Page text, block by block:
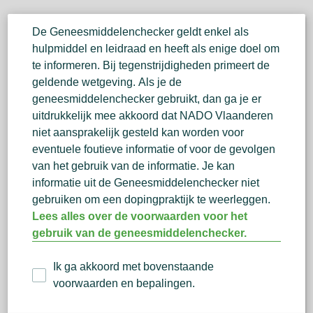
De Geneesmiddelenchecker geldt enkel als
hulpmiddel en leidraad en heeft als enige doel om
te informeren. Bij tegenstrijdigheden primeert de
geldende wetgeving. Als je de
geneesmiddelenchecker gebruikt, dan ga je er
uitdrukkelijk mee akkoord dat NADO Vlaanderen
niet aansprakelijk gesteld kan worden voor
eventuele foutieve informatie of voor de gevolgen
van het gebruik van de informatie. Je kan
informatie uit de Geneesmiddelenchecker niet
gebruiken om een dopingpraktijk te weerleggen.
Lees alles over de voorwaarden voor het
gebruik van de geneesmiddelenchecker.
Ik ga akkoord met bovenstaande
voorwaarden en bepalingen.